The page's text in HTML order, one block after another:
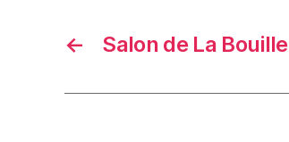
← Salon de La Bouille